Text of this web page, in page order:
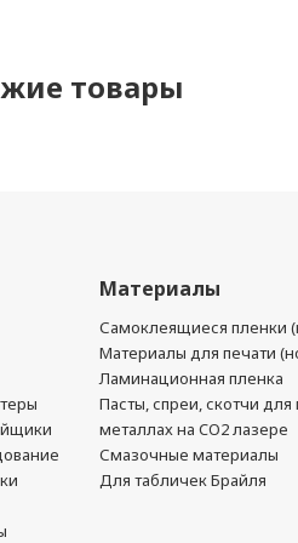
товары
Материалы
Самоклеящиеся пленки
Материалы для печати
Ламинационная пленка
Пасты, спреи, скотчи для
металлах на CO2 лазере
Смазочные материалы
Для табличек Брайля